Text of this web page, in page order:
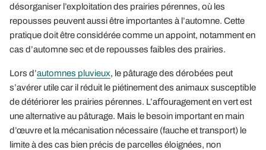
désorganiser l’exploitation des prairies pérennes, où les
repousses peuvent aussi être importantes à l’automne. Cette
pratique doit être considérée comme un appoint, notamment en
cas d’automne sec et de repousses faibles des prairies.
Lors d’automnes pluvieux, le pâturage des dérobées peut
s’avérer utile car il réduit le piétinement des animaux susceptible
de détériorer les prairies pérennes. L’aﬀouragement en vert est
une alternative au pâturage. Mais le besoin important en main
d’œuvre et la mécanisation nécessaire (fauche et transport) le
limite à des cas bien précis de parcelles éloignées, non